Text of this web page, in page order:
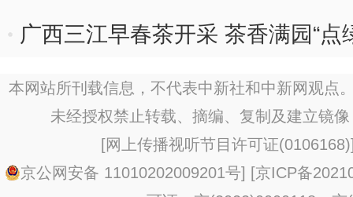
广西三江早春茶开采 茶香满园“点
本网站所刊载信息，不代表中新社和中新网观点
未经授权禁止转载、摘编、复制及建立镜
[网上传播视听节目许可证(0106168)
京公网安备 11010202009201号] [京ICP备